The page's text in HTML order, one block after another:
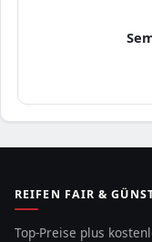
REIFEN FAIR &
Top-Preise plus